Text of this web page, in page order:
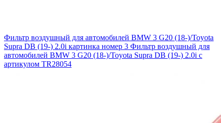
Фильтр воздушный для автомобилей BMW 3 G20 (18-)/Toyota
Supra DB (19-) 2.0i картинка номер 3 Фильтр воздушный для
автомобилей BMW 3 G20 (18-)/Toyota Supra DB (19-) 2.0i с
артикулом TR28054